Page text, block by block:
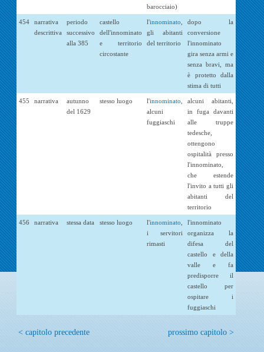
barocciaio)
454
narrativa
descrittiva
periodo
successivo
alla 385
castello
dell'innominato
e territorio
circostante
l'innominato
gli abitanti
del territorio
dopo la
conversione
l'innominato
gira senza armi e
senza bravi, ma
è protetto dalla
stima di tutti
455 narrativa
autunno
del 1629
stesso luogo l'innominato
alcuni
fuggiaschi
alcuni abitanti,
in fuga davanti
alle truppe
tedesche,
ottengono
ospitalità presso
l'innominato,
che estende
l'invito a tutti gli
abitanti del
territorio
456 narrativa stessa data stesso luogo l'innominato
i servitori
rimasti
l'innominato
organizza la
difesa del
castello e della
valle e fa
predisporre il
castello per
ospitare i
fuggiaschi
< capitolo precedente prossimo capitolo >